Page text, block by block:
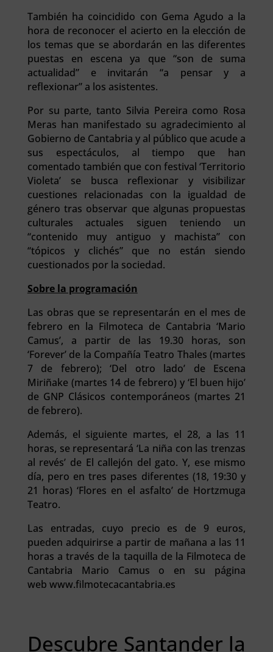
También ha coincidido con Gema Agudo a la
hora de reconocer el acierto en la elección de
los temas que se abordarán en las diferentes
puestas en escena ya que “son de suma
actualidad” e invitarán “a pensar y a
reflexionar” a los asistentes.
Por su parte, tanto Silvia Pereira como Rosa
Meras han manifestado su agradecimiento al
Gobierno de Cantabria y al público que acude a
sus espectáculos, al tiempo que han
comentado también que con festival ‘Territorio
Violeta’ se busca reflexionar y visibilizar
cuestiones relacionadas con la igualdad de
género tras observar que algunas propuestas
culturales actuales siguen teniendo un
“contenido muy antiguo y machista” con
“tópicos y clichés” que no están siendo
cuestionados por la sociedad.
Sobre la programación
Las obras que se representarán en el mes de
febrero en la Filmoteca de Cantabria ‘Mario
Camus’, a partir de las 19.30 horas, son
‘Forever’ de la Compañía Teatro Thales (martes
7 de febrero); ‘Del otro lado’ de Escena
Miriñake (martes 14 de febrero) y ‘El buen hijo’
de GNP Clásicos contemporáneos (martes 21
de febrero).
Además, el siguiente martes, el 28, a las 11
horas, se representará ‘La niña con las trenzas
al revés’ de El callejón del gato. Y, ese mismo
día, pero en tres pases diferentes (18, 19:30 y
21 horas) ‘Flores en el asfalto’ de Hortzmuga
Teatro.
Las entradas, cuyo precio es de 9 euros,
pueden adquirirse a partir de mañana a las 11
horas a través de la taquilla de la Filmoteca de
Cantabria Mario Camus o en su página
web www.filmotecacantabria.es
Descubre Santander la